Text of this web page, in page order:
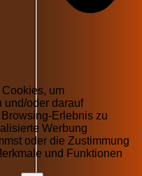
um
und/oder darauf
Erlebnis zu
Werbung
oder die Zustimmung
und Funktionen